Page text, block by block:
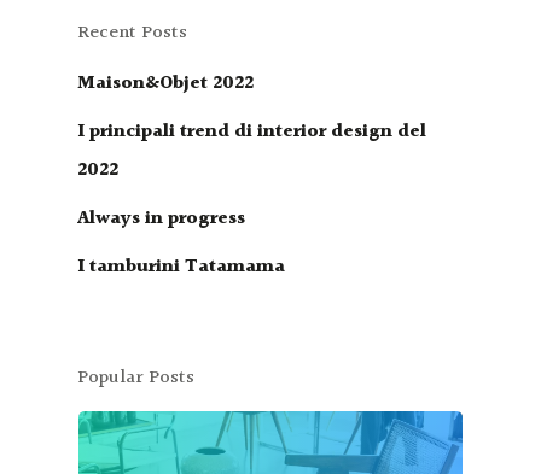
Recent Posts
Maison&Objet 2022
I principali trend di interior design del
2022
Always in progress
I tamburini Tatamama
Popular Posts